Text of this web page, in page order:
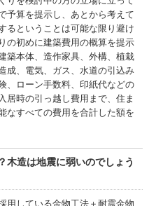
予算を提示し、あとから考えて
るということは可能な限り避け
の初めに建築費用の概算を提示
築本体、造作家具、外構、植栽
成、電気、ガス、水道の引込み
、ローン手数料、印紙代などの
居時の引っ越し費用まで、住ま
なすべての費用を合計した額を
木造は地震に弱いのでしょう
用している金物工法＋耐震金物